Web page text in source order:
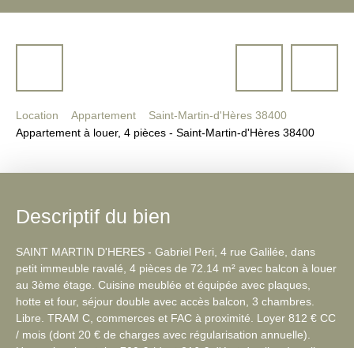
Location Appartement
Saint-Martin-d'Hères 38400
Appartement à louer, 4 pièces - Saint-Martin-d'Hères 38400
Descriptif du bien
SAINT MARTIN D'HERES - Gabriel Peri, 4 rue Galilée, dans
petit immeuble ravalé, 4 pièces de 72.14 m² avec balcon à louer
au 3ème étage. Cuisine meublée et équipée avec plaques,
hotte et four, séjour double avec accès balcon, 3 chambres.
Libre. TRAM C, commerces et FAC à proximité. Loyer 812 € CC
/ mois (dont 20 € de charges avec régularisation annuelle).